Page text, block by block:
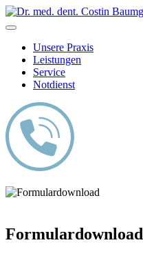
Skip
to
Unsere Praxis
Leistungen
Service
Notdienst
Formulardownload